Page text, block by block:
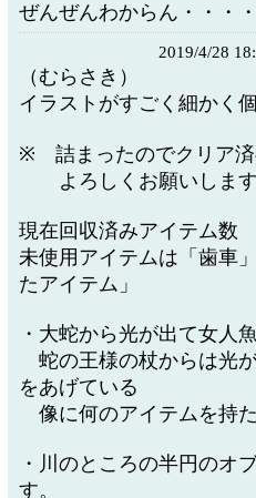
ぜんぜんわからん・・・
2019/4/28
（むらさき）
イラストがすごく細かく
※ 詰まったのでクリア済
よろしくお願いします
現在回収済みアイテム数
未使用アイテムは「歯車
たアイテム」
・大蛇から光が出て女人
蛇の王様の杖からは光
をあげている
像に何のアイテムを持
・川のところの半円のオ
す。